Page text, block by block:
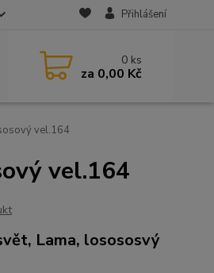
Přihlášení
0 ks
za 0,00 Kč
vel.164
vel.164
Lama, losososvý